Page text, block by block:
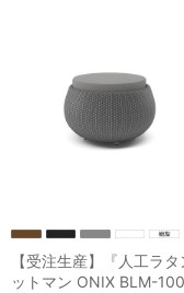
【受注生産】『人工ラタ
ットマン ONIX BLM-